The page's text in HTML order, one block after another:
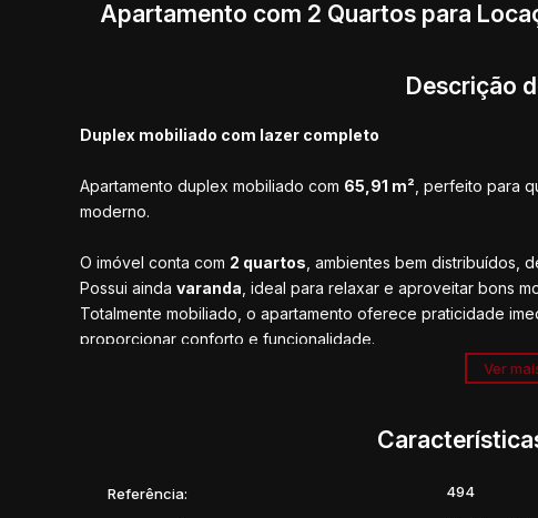
Apartamento com 2 Quartos para
Descrição
Duplex mobiliado com lazer completo
Apartamento duplex mobiliado com 65,91 m² , perfeito para
moderno.
O imóvel conta com 2 quartos , ambientes bem distribuídos,
Possui ainda varanda , ideal para relaxar e aproveitar bons
Totalmente mobiliado, o apartamento oferece praticidade
proporcionar conforto e funcionalidade.
O condomínio dispõe de excelente infraestrutura de lazer e
🧺 Lavanderia
Ver
Referência: 494